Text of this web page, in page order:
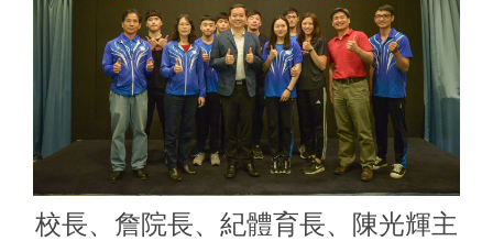
校長、詹院長、紀體育長、陳光輝主